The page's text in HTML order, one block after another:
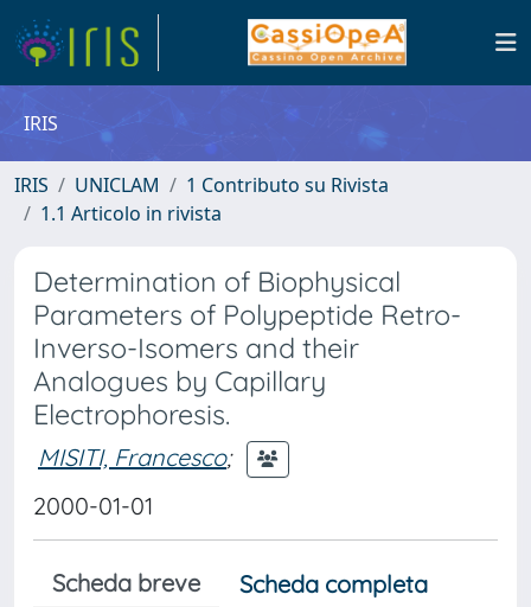
IRIS
IRIS UNICLAM
1 Contributo su Rivista
1.1 Articolo in rivista
Determination of Biophysical
Parameters of Polypeptide Retro-
Inverso-Isomers and their
Analogues by Capillary
Electrophoresis.
MISITI, Francesco;
2000-01-01
Scheda breve
Scheda completa